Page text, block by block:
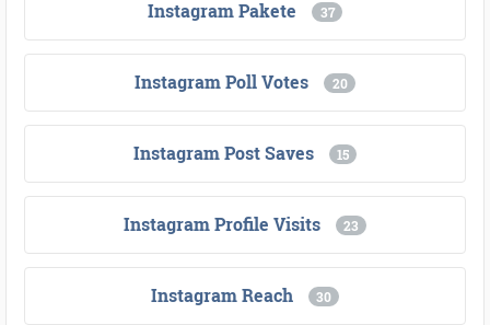
Instagram Pakete 37
Instagram Poll Votes 20
Instagram Post Saves 15
Instagram Profile Visits 23
Instagram Reach 30